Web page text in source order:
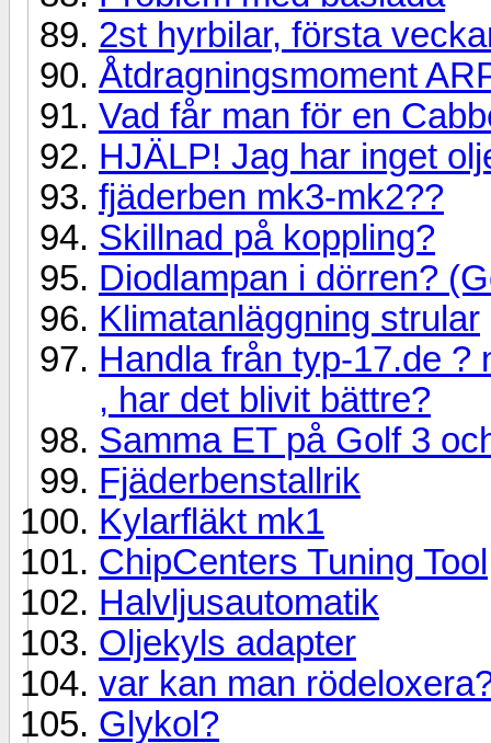
2st hyrbilar, första
Åtdragningsmoment
Vad får man för en
HJÄLP! Jag har inget
fjäderben mk3-mk2??
Skillnad på koppling?
Diodlampan i dörren?
Klimatanläggning strular
Handla från typ-17.de ?
, har det blivit bättre?
Samma ET på Golf 3
Fjäderbenstallrik
Kylarfläkt mk1
ChipCenters Tuning Tool
Halvljusautomatik
Oljekyls adapter
var kan man
Glykol?